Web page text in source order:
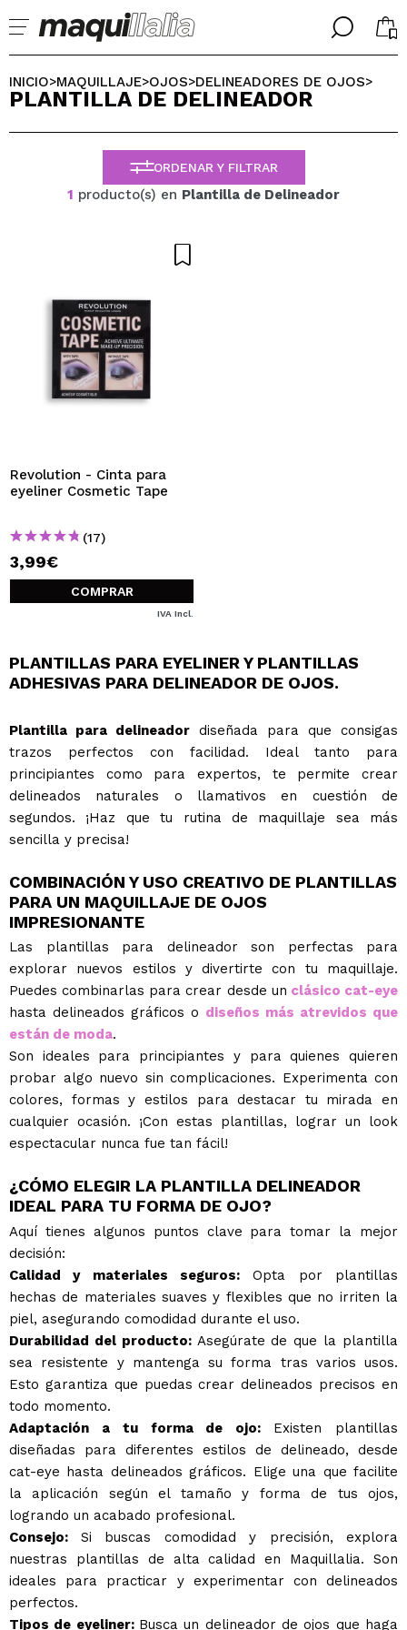
╳
Ya soy #maquilover, tengo cuenta
No tengo cuenta aquí
QUIERO REGISTRARME
tus compras rápidamente, revisar el estado de tus
pedidos y consultar tus operaciones anteriores.
╳
SELECCIONA TU IDIOMA
ESPAÑOL
ENGLISH
FRANCES
ALEMAN
INICIO>MAQUILLAJE>OJOS>DELINEADORES DE OJOS>
PLANTILLA DE DELINEADOR
ORDENAR Y FILTRAR
1 producto(s) en Plantilla de Delineador
Revolution - Cinta para
eyeliner Cosmetic Tape
(17)
3,99€
COMPRAR
IVA Incl.
PLANTILLAS PARA EYELINER Y PLANTILLAS
ADHESIVAS PARA DELINEADOR DE OJOS.
Plantilla para delineador diseñada para que consigas
trazos perfectos con facilidad. Ideal tanto para
principiantes como para expertos, te permite crear
delineados naturales o llamativos en cuestión de
segundos. ¡Haz que tu rutina de maquillaje sea más
sencilla y precisa!
COMBINACIÓN Y USO CREATIVO DE PLANTILLAS
PARA UN MAQUILLAJE DE OJOS
IMPRESIONANTE
Las plantillas para delineador son perfectas para
explorar nuevos estilos y divertirte con tu maquillaje.
Puedes combinarlas para crear desde un clásico cat-eye
hasta delineados gráficos o diseños más atrevidos que
están de moda.
Son ideales para principiantes y para quienes quieren
probar algo nuevo sin complicaciones. Experimenta con
colores, formas y estilos para destacar tu mirada en
cualquier ocasión. ¡Con estas plantillas, lograr un look
espectacular nunca fue tan fácil!
¿CÓMO ELEGIR LA PLANTILLA DELINEADOR
IDEAL PARA TU FORMA DE OJO?
Aquí tienes algunos puntos clave para tomar la mejor
decisión:
Calidad y materiales seguros: Opta por plantillas
hechas de materiales suaves y flexibles que no irriten la
piel, asegurando comodidad durante el uso.
Durabilidad del producto:Asegúrate de que la plantilla
sea resistente y mantenga su forma tras varios usos.
Esto garantiza que puedas crear delineados precisos en
todo momento.
Adaptación a tu forma de ojo: Existen plantillas
diseñadas para diferentes estilos de delineado, desde
cat-eye hasta delineados gráficos. Elige una que facilite
la aplicación según el tamaño y forma de tus ojos,
logrando un acabado profesional.
Consejo: Si buscas comodidad y precisión, explora
nuestras plantillas de alta calidad en Maquillalia. Son
ideales para practicar y experimentar con delineados
perfectos.
Tipos de eyeliner: Busca un delineador de ojos que haga